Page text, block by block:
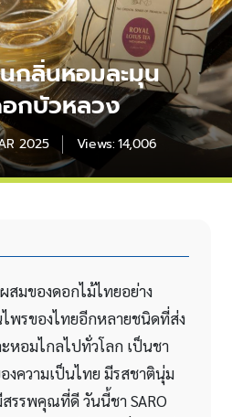
กลิ่นหอมละมุน
กบัวหลวง
2025 Views:14,006
สมของดอกไม้ไทยอย่าง
พรของไทยอีกหลายชนิดที่ส่ง
หอมไกลไปทั่วโลก เป็นชา
ความเป็นไทย มีรสชาตินุ่ม
รรพคุณที่ดี วันนี้ชา SARO